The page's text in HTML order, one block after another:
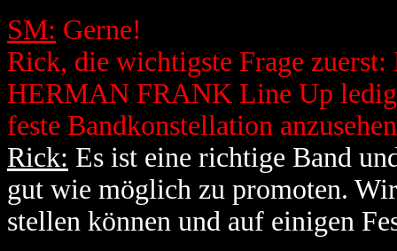
SM: Gerne!
Rick, die wichtigste Frage
HERMAN FRANK Line Up
feste Bandkonstellation
Rick: Es ist eine richtige Band
gut wie möglich zu promoten.
stellen können und auf einigen